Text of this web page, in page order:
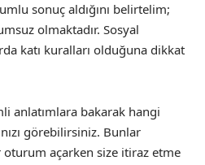
sonuç aldığını belirtelim;
olmaktadır. Sosyal
katı kuralları olduğuna dikkat
anlatımlara bakarak hangi
görebilirsiniz. Bunlar
oturum açarken size itiraz etme